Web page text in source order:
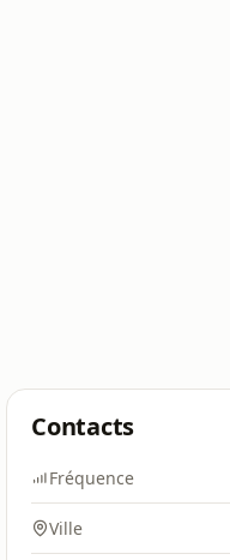
Contacts
Fréquence
Ville